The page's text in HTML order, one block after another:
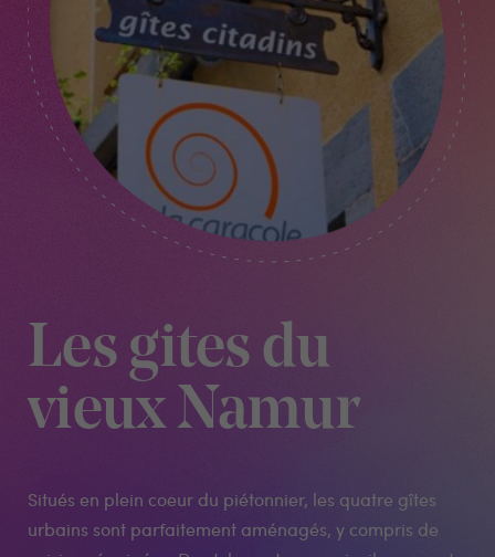
Les gites du
vieux Namur
Situés en plein coeur du piétonnier, les quatre gîtes
urbains sont parfaitement aménagés, y compris de